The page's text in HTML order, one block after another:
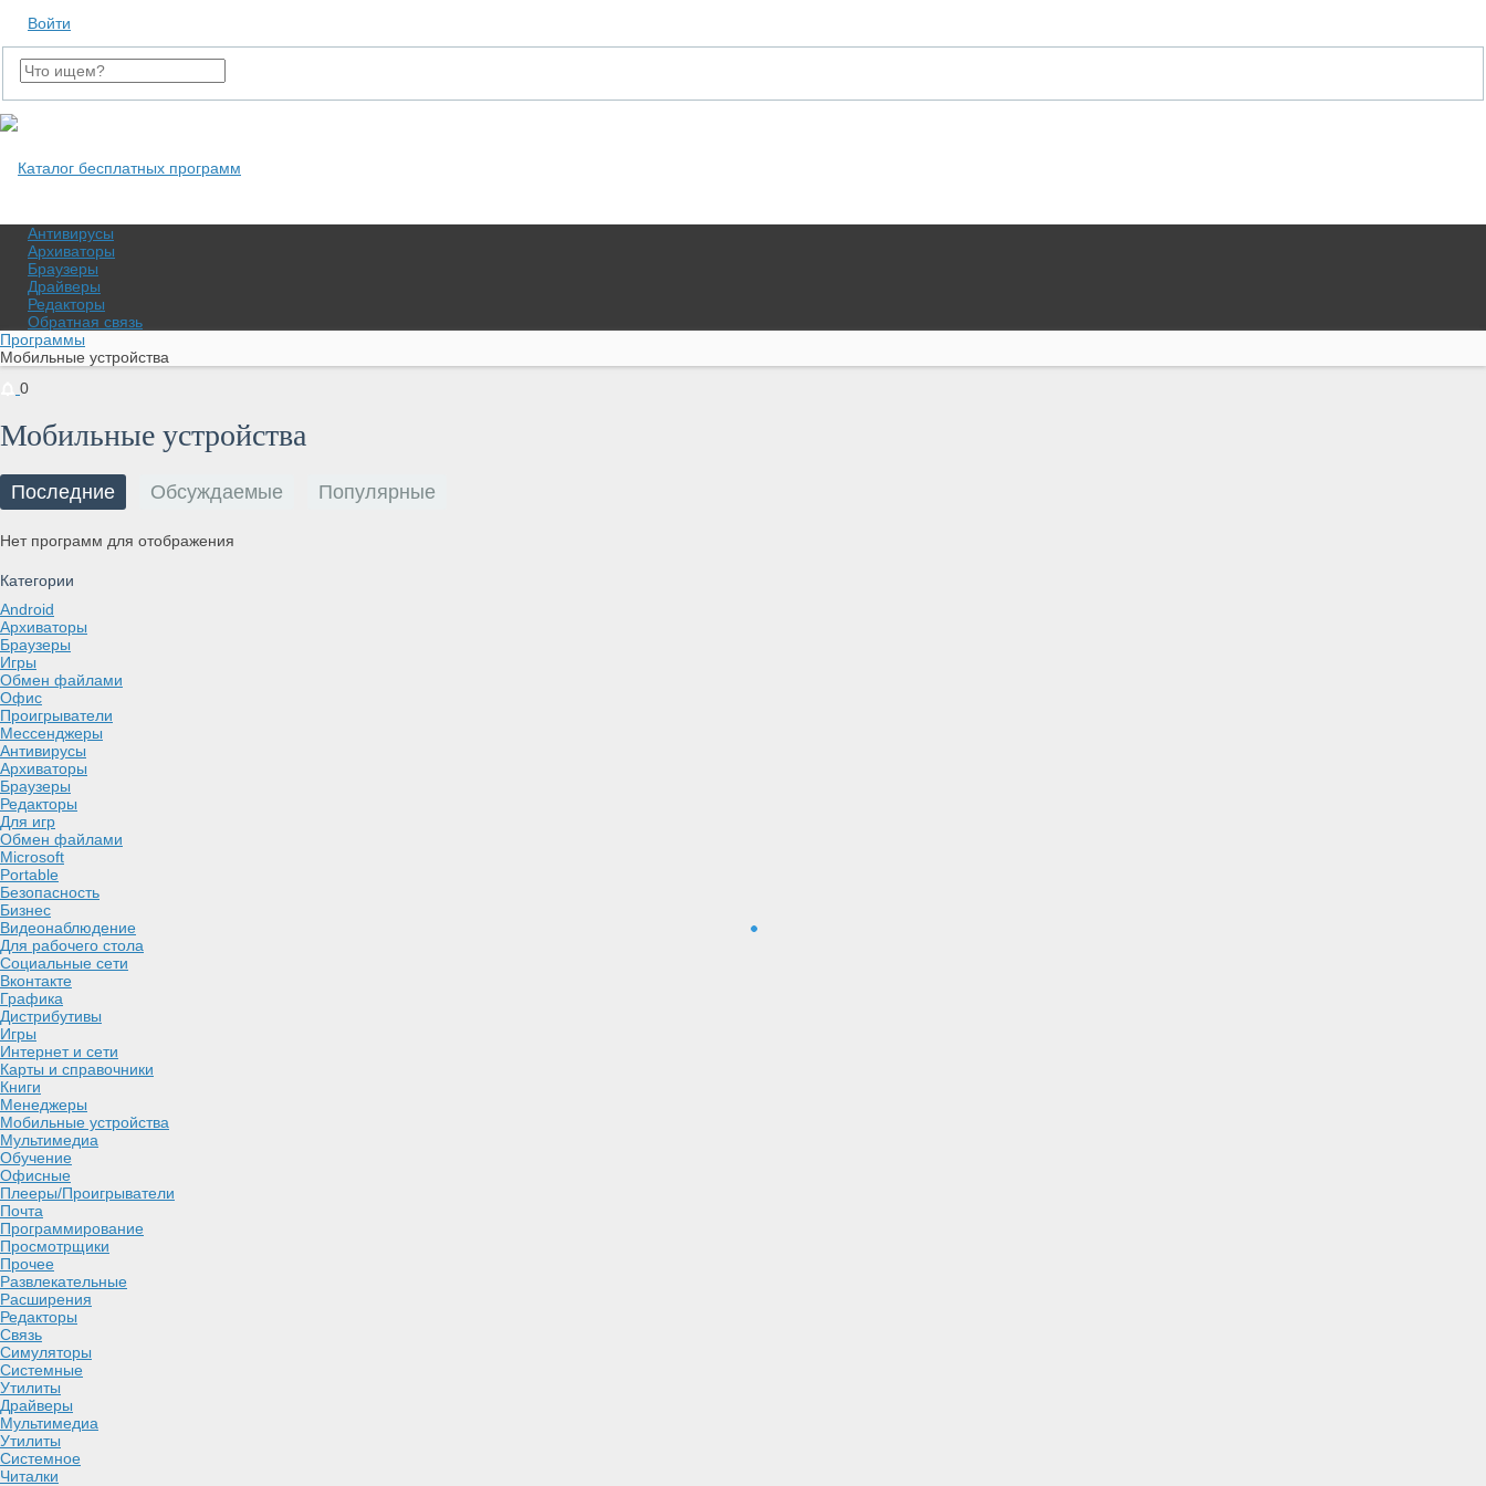
Войти
Регистрация
Антивирусы
Архиваторы
Браузеры
Драйверы
Редакторы
Обратная связь
Программы
Мобильные устройства
0
Мобильные устройства
Последние Обсуждаемые Популярные
Нет программ для отображения
Категории
Android
Архиваторы
Браузеры
Игры
Обмен файлами
Офис
Проигрыватели
Мессенджеры
Антивирусы
Архиваторы
Браузеры
Редакторы
Для игр
Обмен файлами
Microsoft
Portable
Безопасность
Бизнес
Видеонаблюдение
Для рабочего стола
Социальные сети
Вконтакте
Графика
Дистрибутивы
Игры
Интернет и cети
Карты и справочники
Книги
Менеджеры
Мобильные устройства
Мультимедиа
Обучение
Офисные
Плееры/Проигрыватели
Почта
Программирование
Просмотрщики
Прочее
Развлекательные
Расширения
Редакторы
Связь
Симуляторы
Системные
Утилиты
Драйверы
Мультимедиа
Утилиты
Системное
Читалки